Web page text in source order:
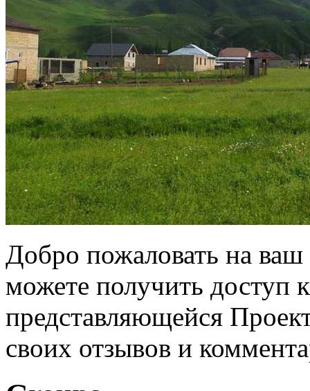
Добро пожаловать на
можете получить доступ
представляющейся
своих отзывов и